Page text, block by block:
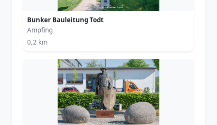
Bunker Bauleitung Todt
Ampfing
0,2 km